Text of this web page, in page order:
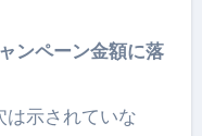
ンペーン金額に落
は示されていな